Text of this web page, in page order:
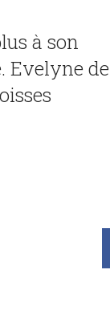
à son
Evelyne de